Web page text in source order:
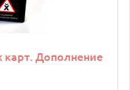
карт. Дополнение